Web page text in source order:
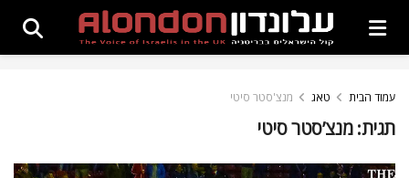
עמוד הבית טאג מנצ'סטר סיטי
תגית:מנצ’סטר סיטי